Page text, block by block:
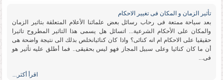
تأثیر الزمان و المكان فی تغییر الاحكام
بعد سیاحة ممتعة فی رحاب رسائل بعض علمائنا الأعلام المتعلقة بتاثیر الزمان
والمكان على الأحكام الشرعیة... اتسائل هل یسمى هذا التاثیر المطروح تاثیرا
حقیقیا على الاحكام ام انه كنائی؟ واذا كان كنائیانخلص بذلك الى نتیجة واضحة هی
أن ما كان كنائیا وعلى سبیل المجاز فهو لیس بحقیقی.. فما أطلق علیه تأثیر هو
فی...
اقرأ أكثر...